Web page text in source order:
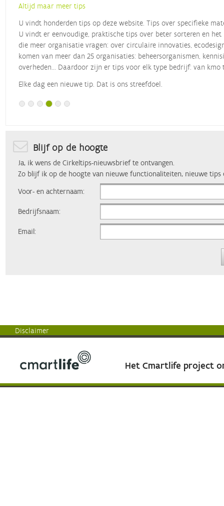
Altijd maar meer tips
U vindt honderden tips op deze website. Tips over specifieke
U vindt er eenvoudige, praktische tips over beter sorteren en
die meer organisatie vragen: over circulaire innovaties,
komen van meer dan 25 organisaties: beheersorganismen,
overheden... Daardoor zijn er tips voor elk type bedrijf: van
Elke dag een nieuwe tip. Dat is ons streefdoel.
Blijf op de hoogte
Ja, ik wens de Cirkeltips-nieuwsbrief te ontvangen.
Zo blijf ik op de hoogte van nieuwe functionaliteiten, nieuwe tips
Voor- en achternaam:
Bedrijfsnaam:
Email:
Disclaimer
Het Cmartlife project